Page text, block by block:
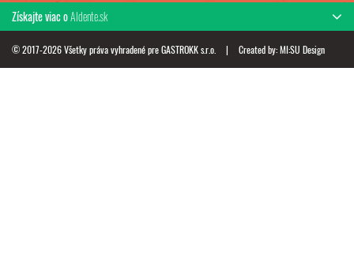
Získajte viac oAldente.sk
© 2017-2026 Všetky práva vyhradené pre GASTROKK s.r.o. | Created by:MI:SU Design